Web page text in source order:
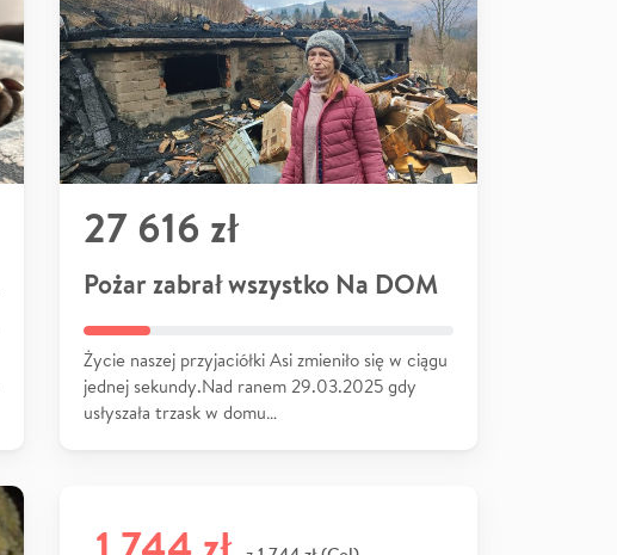
27 616 zł
Pożar zabrał wszystko Na DOM
Życie naszej przyjaciółki Asi zmieniło się w ciągu
jednej sekundy.Nad ranem 29.03.2025 gdy
usłyszała trzask w domu…